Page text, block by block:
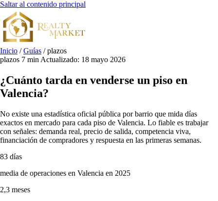
Saltar al contenido principal
Inicio / Guías / plazos
plazos 7 min Actualizado: 18 mayo 2026
¿Cuánto tarda en venderse un piso en
Valencia?
No existe una estadística oficial pública por barrio que mida días
exactos en mercado para cada piso de Valencia. Lo fiable es trabajar
con señales: demanda real, precio de salida, competencia viva,
financiación de compradores y respuesta en las primeras semanas.
83 días
media de operaciones en Valencia en 2025
2,3 meses